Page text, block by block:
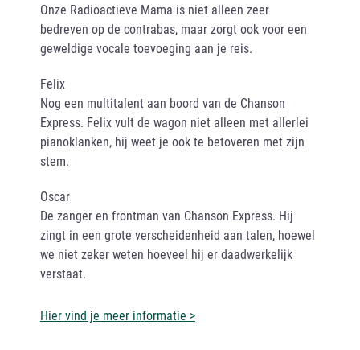
Onze Radioactieve Mama is niet alleen zeer
bedreven op de contrabas, maar zorgt ook voor een
geweldige vocale toevoeging aan je reis.
Felix
Nog een multitalent aan boord van de Chanson
Express. Felix vult de wagon niet alleen met allerlei
pianoklanken, hij weet je ook te betoveren met zijn
stem.
Oscar
De zanger en frontman van Chanson Express. Hij
zingt in een grote verscheidenheid aan talen, hoewel
we niet zeker weten hoeveel hij er daadwerkelijk
verstaat.
Hier vind je meer informatie >